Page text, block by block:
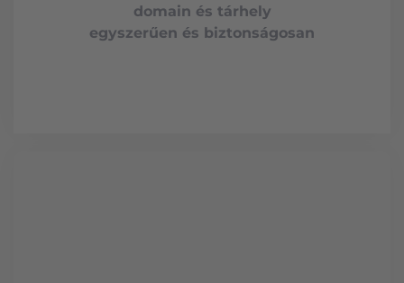
domain és tárhely
egyszerűen és biztonságosan